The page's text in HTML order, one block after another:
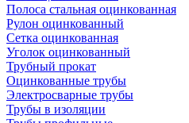
Полоса стальная оцинкованная
Рулон оцинкованный
Сетка оцинкованная
Уголок оцинкованный
Трубный прокат
Оцинкованные трубы
Электросварные трубы
Трубы в изоляции